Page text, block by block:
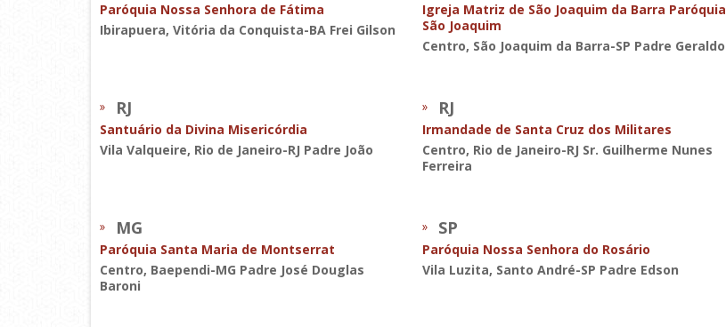
Paróquia Nossa Senhora de Fátima
Ibirapuera, Vitória da Conquista-BA Frei Gilson
Igreja Matriz de São Joaquim da Barra Paróquia
São Joaquim
Centro, São Joaquim da Barra-SP Padre Geraldo
RJ
Santuário da Divina Misericórdia
Vila Valqueire, Rio de Janeiro-RJ Padre João
RJ
Irmandade de Santa Cruz dos Militares
Centro, Rio de Janeiro-RJ Sr. Guilherme Nunes
Ferreira
MG
Paróquia Santa Maria de Montserrat
Centro, Baependi-MG Padre José Douglas
Baroni
SP
Paróquia Nossa Senhora do Rosário
Vila Luzita, Santo André-SP Padre Edson